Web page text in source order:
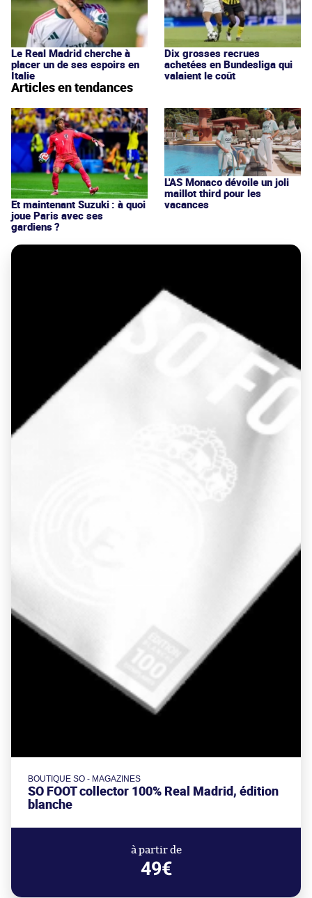
Le Real Madrid cherche à
placer un de ses espoirs en
Italie
Dix grosses recrues
achetées en Bundesliga qui
valaient le coût
Articles en tendances
Et maintenant Suzuki : à quoi
joue Paris avec ses
gardiens ?
L'AS Monaco dévoile un joli
maillot third pour les
vacances
BOUTIQUE SO - MAGAZINES
SO FOOT collector 100% Real Madrid, édition
blanche
à partir de
49€